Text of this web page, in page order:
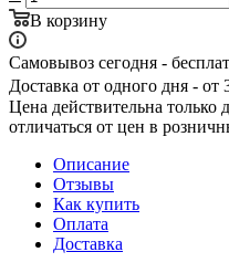
В корзину
Самовывоз сегодня -
Доставка от одного дня - от
Цена действительна только
отличаться от цен в
Описание
Отзывы
Как купить
Оплата
Доставка